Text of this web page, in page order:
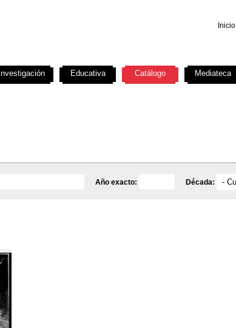
Inicio
Año exacto: Década:
Investigación Educativa Catálogo Mediateca